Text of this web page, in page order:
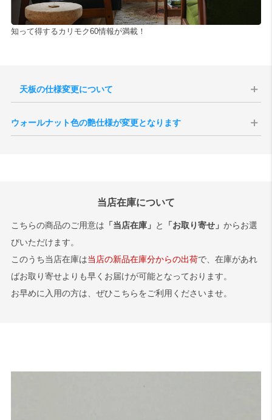
知って得するカリモク60情報が満載！
天板の仕様変更について
比べ色の濃淡が薄く、また表面がややマットな質感となったことで、
反射の具合にも変化が見られます。
ウォールナット色の艶仕様が変更となります
旧のご指定は承ることができませんので、あらかじめご了承いただけ
サンプル画像1、サンプル画像2 、サンプル画像3
当店在庫について
こちらの商品のご用意は 「当店在庫」 と 「お取り寄せ」 からお選
びいただけます。
このうち当店在庫は当店の新品在庫分からの出荷で、在庫があれ
ばお取り寄せよりも早くお届けが可能となっております。
お早めに入用の方は、ぜひこちらをご利用くださいませ。